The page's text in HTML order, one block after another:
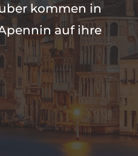
kommen in
auf ihre